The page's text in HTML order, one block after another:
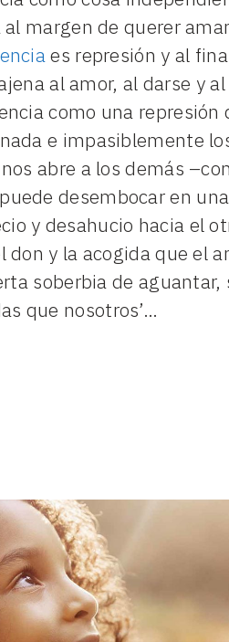
margen de querer
es represión y al
al amor, al darse y
como una
e impasiblemente
abre a los demás
desembocar en
y desahucio hacia el
y la acogida que el
soberbia de aguantar,
que nosotros’…